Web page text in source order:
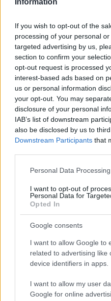
Information
If you wish to opt-out of the
processing of your personal
targeted advertising by us,
section to confirm your
opt-out request is processed
interest-based ads based on
us or personal information
your opt-out. You may
disclosure of your personal
IAB’s list of downstream
also be disclosed by us to
Downstream Participants that
Please note that this website/
not limited to your visit or
grant or deny consent to
use your data for below
Personal Data
I want to opt-out of
Personal Data for
Opted In
Google consents
I want to allow Google to
related to advertising like
device identifiers in apps.
I want to allow my user
Google for online
FOTO:
neznanca
za
nekaj
evrov
pretepla
in
zbrcala
starejšega
DOMOV
Amerika v polarnem
Večji del Združenih držav
na drugi strani zemeljske
naše...
Read More
more
Amerika
v
polarnem
Avstraliji
47
Previous 1
Naroči se na e-novice